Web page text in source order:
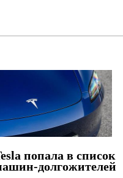
попала в список
долгожителей